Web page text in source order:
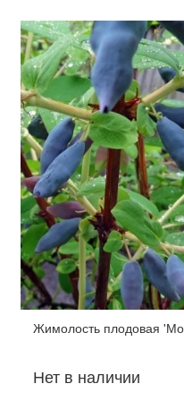
Жимолость плодовая
Нет в наличии